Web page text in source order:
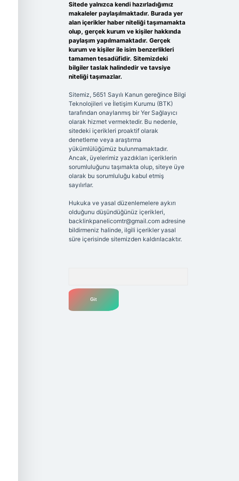
Sitede yalnızca kendi hazırladığımız
makaleler paylaşılmaktadır. Burada yer
alan içerikler haber niteliği taşımamakta
olup, gerçek kurum ve kişiler hakkında
paylaşım yapılmamaktadır. Gerçek
kurum ve kişiler ile isim benzerlikleri
tamamen tesadüfidir. Sitemizdeki
bilgiler taslak halindedir ve tavsiye
niteliği taşımazlar.
Sitemiz, 5651 Sayılı Kanun gereğince Bilgi
Teknolojileri ve İletişim Kurumu (BTK)
tarafından onaylanmış bir Yer Sağlayıcı
olarak hizmet vermektedir. Bu nedenle,
sitedeki içerikleri proaktif olarak
denetleme veya araştırma
yükümlülüğümüz bulunmamaktadır.
Ancak, üyelerimiz yazdıkları içeriklerin
sorumluluğunu taşımakta olup, siteye üye
olarak bu sorumluluğu kabul etmiş
sayılırlar.
Hukuka ve yasal düzenlemelere aykırı
olduğunu düşündüğünüz içerikleri,
backlinkpanelicomtr@gmail.comadresine
bildirmeniz halinde, ilgili içerikler yasal
süre içerisinde sitemizden kaldırılacaktır.